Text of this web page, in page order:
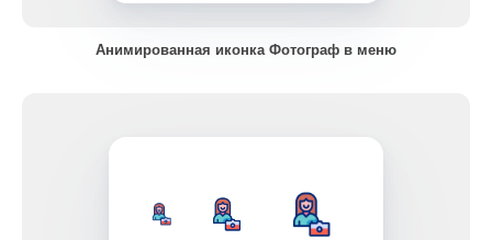
Анимированная иконка Фотограф в меню